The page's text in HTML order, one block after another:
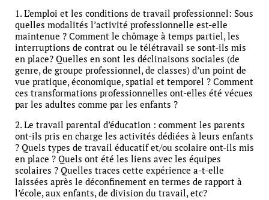
1. L’emploi et les conditions de travail professionnel: Sous
quelles modalités l’activité professionnelle est-elle
maintenue ? Comment le chômage à temps partiel, les
interruptions de contrat ou le télétravail se sont-ils mis
en place? Quelles en sont les déclinaisons sociales (de
genre, de groupe professionnel, de classes) d’un point de
vue pratique, économique, spatial et temporel ? Comment
ces transformations professionnelles ont-elles été vécues
par les adultes comme par les enfants ?
2. Le travail parental d’éducation : comment les parents
ont-ils pris en charge les activités dédiées à leurs enfants
? Quels types de travail éducatif et/ou scolaire ont-ils mis
en place ? Quels ont été les liens avec les équipes
scolaires ? Quelles traces cette expérience a-t-elle
laissées après le déconfinement en termes de rapport à
l’école, aux enfants, de division du travail, etc?